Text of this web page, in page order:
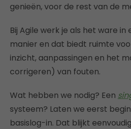
genieën, voor de rest van de
Bij Agile werk je als het ware
manier en dat biedt ruimte
inzicht, aanpassingen en het
corrigeren) van fouten.
Wat hebben we nodig? Een
systeem? Laten we eerst
basislog-in. Dat blijkt